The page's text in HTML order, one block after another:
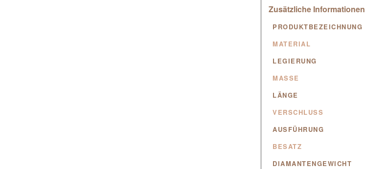
Zusätzliche Informationen
PRODUKTBEZEICHNUNG
MATERIAL
LEGIERUNG
MASSE
LÄNGE
VERSCHLUSS
AUSFÜHRUNG
BESATZ
DIAMANTENGEWICHT